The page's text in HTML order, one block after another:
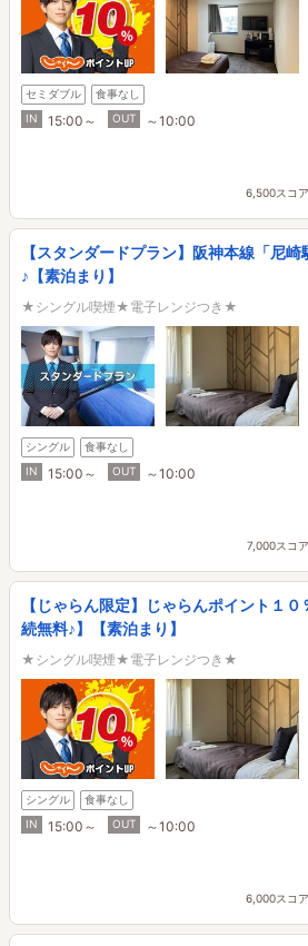
セミダブル
食事なし
IN
15:00～ OUT ～10:00
6,500スコ
【スタンダードプラン】阪神本線「尼
♪【素泊まり】
★シングル喫煙★電子レンジつき★
シングル
食事なし
IN
15:00～ OUT ～10:00
7,000スコ
【じゃらん限定】じゃらんポイント１
続無料♪】【素泊まり】
★シングル喫煙★電子レンジつき★
シングル
食事なし
IN
15:00～ OUT ～10:00
6,000スコ